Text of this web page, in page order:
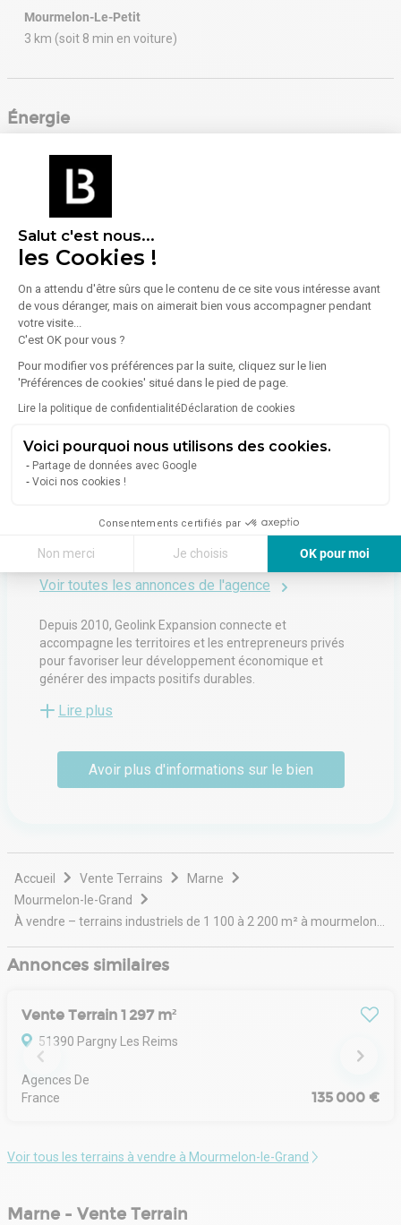
Salut c'est nous...
les Cookies !
On a attendu d'être sûrs que le contenu de ce site vous intéresse avant
de vous déranger, mais on aimerait bien vous accompagner pendant
votre visite...
C'est OK pour vous ?
Pour modifier vos préférences par la suite, cliquez sur le lien
'Préférences de cookies' situé dans le pied de page.
Lire la politique de confidentialitéDéclaration de cookies
Voici pourquoi nous utilisons des cookies.
Partage de données avec Google
Voici nos cookies !
Consentements certifiés par
Non merci Je choisis
OK pour moi
Axeptio consent
Plateforme de Gestion du Consentement : Personnalisez vos Options
Mourmelon-Le-Petit
3 km (soit 8 min en voiture)
Énergie
Indice d'émission de gaz à effet de serre (GES)
Émissions :Non communiqué
En savoir plus sur le bien
1280 Avenue Des Platanes
34970 Lattes
Voir toutes les annonces de l'agence
Depuis 2010, Geolink Expansion connecte et
accompagne les territoires et les entrepreneurs privés
pour favoriser leur développement économique et
générer des impacts positifs durables.
En croissance continue depuis sa création, le groupe
d'implantation, d'innovation et d'expérimentation portés
par les entreprises dans plus de 80 territoires, urbains et
ruraux.
Lire plus
Avoir plus d'informations sur le bien
Accueil Vente Terrains
Marne
Mourmelon-le-Grand
Annonces similaires
Vente Terrain 1 297 m²
51390 Pargny Les Reims
Agences De
France
135 000 €
Voir tous les terrains à vendre à Mourmelon-le-Grand
Marne - Vente Terrain